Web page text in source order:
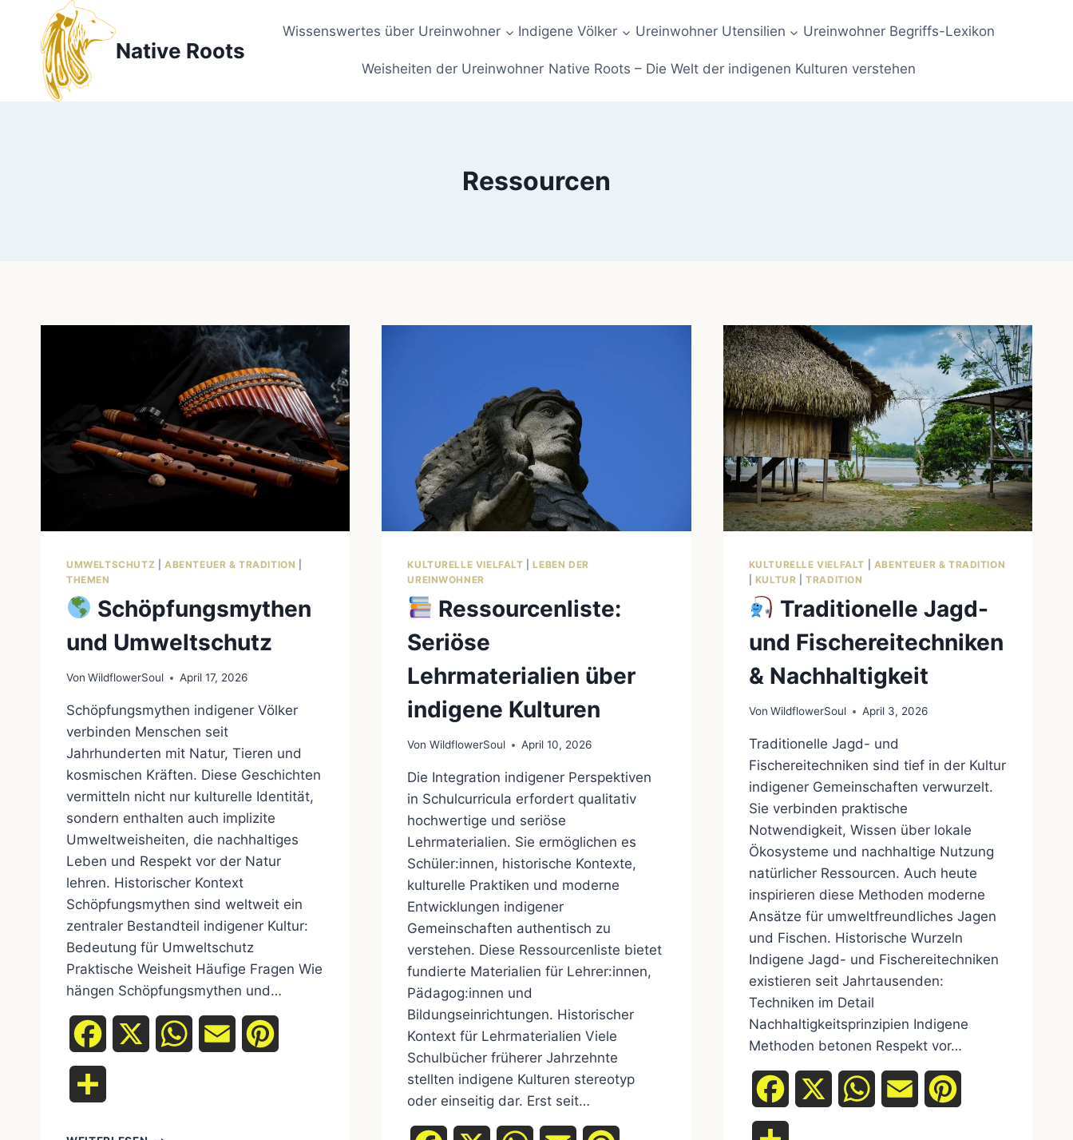
springen
Native Roots
Wissenswertes über Ureinwohner Indigene Völker Ureinwohner Utensilien Ureinwohner Begriffs-Lexikon
Weisheiten der Ureinwohner Native Roots – Die Welt der indigenen Kulturen verstehen
Ressourcen
UMWELTSCHUTZ ABENTEUER & TRADITION
THEMEN
Schöpfungsmythen
und Umweltschutz
Von WildflowerSoul April 17, 2026
Schöpfungsmythen indigener Völker
verbinden Menschen seit
Jahrhunderten mit Natur, Tieren und
kosmischen Kräften. Diese Geschichten
vermitteln nicht nur kulturelle Identität,
sondern enthalten auch implizite
Umweltweisheiten, die nachhaltiges
Leben und Respekt vor der Natur
lehren. Historischer Kontext
Schöpfungsmythen sind weltweit ein
zentraler Bestandteil indigener Kultur:
Bedeutung für Umweltschutz
Praktische Weisheit Häufige Fragen Wie
hängen Schöpfungsmythen und…
Facebook WhatsAppEmail
KULTURELLE VIELFALT |LEBEN DER
UREINWOHNER
Ressourcenliste:
Seriöse
Lehrmaterialien über
indigene Kulturen
Von WildflowerSoul April 10, 2026
Die Integration indigener Perspektiven
in Schulcurricula erfordert qualitativ
hochwertige und seriöse
Lehrmaterialien. Sie ermöglichen es
Schüler:innen, historische Kontexte,
kulturelle Praktiken und moderne
Entwicklungen indigener
Gemeinschaften authentisch zu
verstehen. Diese Ressourcenliste bietet
fundierte Materialien für Lehrer:innen,
Pädagog:innen und
Bildungseinrichtungen. Historischer
Kontext für Lehrmaterialien Viele
Schulbücher früherer Jahrzehnte
stellten indigene Kulturen stereotyp
oder einseitig dar. Erst seit…
KULTURELLE VIELFALT
ABENTEUER & TRADITION
KULTUR |TRADITION
Traditionelle Jagd-
und Fischereitechniken
& Nachhaltigkeit
Von WildflowerSoul April 3, 2026
Traditionelle Jagd- und
Fischereitechniken sind tief in der Kultur
indigener Gemeinschaften verwurzelt.
Sie verbinden praktische
Notwendigkeit, Wissen über lokale
Ökosysteme und nachhaltige Nutzung
natürlicher Ressourcen. Auch heute
inspirieren diese Methoden moderne
Ansätze für umweltfreundliches Jagen
und Fischen. Historische Wurzeln
Indigene Jagd- und Fischereitechniken
existieren seit Jahrtausenden:
Techniken im Detail
Nachhaltigkeitsprinzipien Indigene
Methoden betonen Respekt vor…
Facebook WhatsAppEmail